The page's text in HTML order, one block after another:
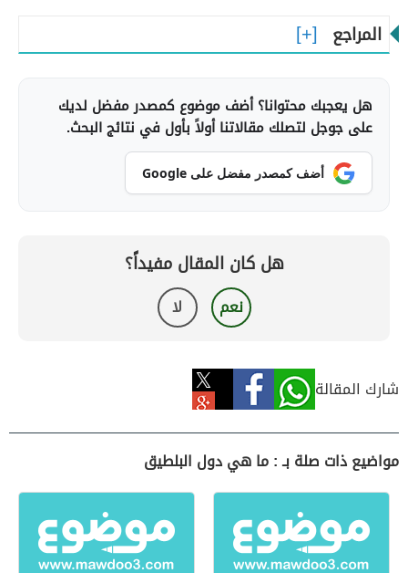
المراجع
هل يعجبك محتوانا؟ أضف موضوع كمصدر مفضل لديك
على جوجل لتصلك مقالاتنا أولاً بأول في نتائج البحث.
أضف كمصدر مفضل على Google
هل كان المقال مفيداً؟
نعم لا
شارك المقالة
مواضيع ذات صلة بـ : ما هي دول البلطيق